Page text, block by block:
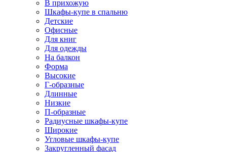
В прихожую
Шкафы-купе в спальню
Детские
Офисные
Для книг
Для одежды
На балкон
Форма
Высокие
Г-образные
Длинные
Низкие
П-образные
Радиусные шкафы-купе
Широкие
Угловые шкафы-купе
Закругленный фасад